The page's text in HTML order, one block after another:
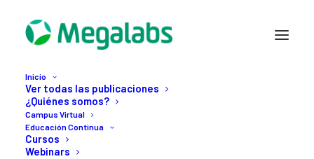
Inicio
Ver todas las publicaciones
¿Quiénes somos?
Campus Virtual
Educación Continua
Cursos
Webinars